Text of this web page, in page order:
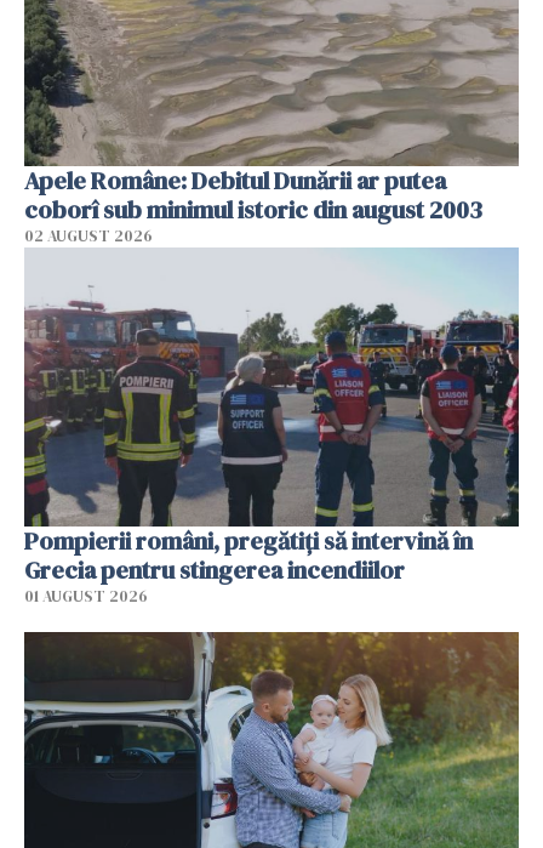
Apele Române: Debitul Dunării ar putea
coborî sub minimul istoric din august 2003
02 AUGUST 2026
Pompierii români, pregătiţi să intervină în
Grecia pentru stingerea incendiilor
01 AUGUST 2026